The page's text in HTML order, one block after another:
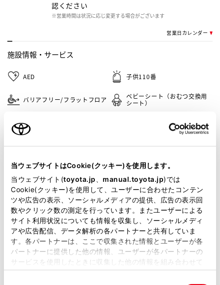
当ウェブサイトはCookie(クッキー)を使用します。
当ウェブサイト(toyota.jp manual.toyota.jp)では
Cookie(クッキー)を使用して、ユーザーに合わせたコンテン
ツや広告の表示、ソーシャルメディアの提供、広告の表示回
数やクリック数の測定を行っています。またユーザーによる
サイト利用状況についても情報を収集し、ソーシャルメディ
アや広告配信、データ解析の各パートナーと共有していま
す。各パートナーは、ここで収集された情報とユーザーが各
パートナーに提供した他の情報、ユーザーが各パートナーの
サービスを使用したときに収集した他の情報を組み合わせて
使用することがあります。当ウェブサイトの使用を続行する
認ください
※営業時間は状況に応じ変更する場合がございます
営業日カレンダー
施設情報・ サービス
AED 子供110番
バリアフリー/フラットフロア
ベビーシート（おむつ交換用
シート）
シェアサイクルステーション
災害帰宅支援 ペットボトル回収
車検・整備・メンテナンス取
キッズルーム
TOYOTA SHARE バリアフリー/多目的駐車場
Ｇ-Station（普通充電）【稼
働時間 10:00-17:00】
バリアフリー/多目的トイレ
WiFi